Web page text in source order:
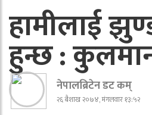
हामीलाई
हुन्छ :
नेपालब्रिटेन डट कम्
२६ बैशाख २०७४, मंगलवार १३:५२